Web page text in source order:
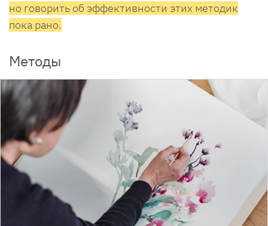
но говорить об эффективности этих методик
пока рано.
Методы